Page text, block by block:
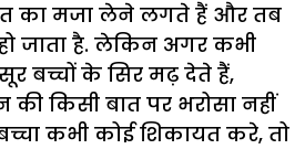
का मजा लेने लगते हैं और तब
जाता है. लेकिन अगर कभी
बच्चों के सिर मढ़ देते हैं,
किसी बात पर भरोसा नहीं
कभी कोई शिकायत करे, तो